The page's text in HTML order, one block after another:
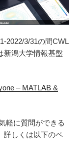
2022/3/31の間CWL
新潟大学情報基盤
– MATLAB &
軽に質問ができる
詳しくは以下のペ